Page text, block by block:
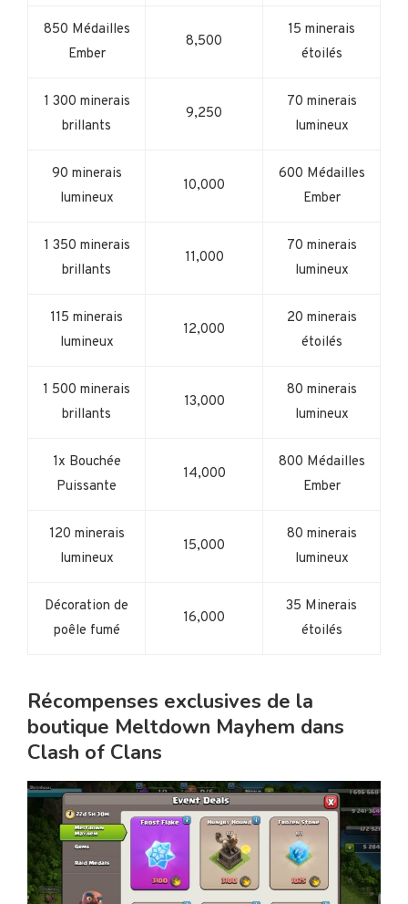
850 Médailles
Ember
8,500
15 minerais
étoilés
1 300 minerais
brillants
9,250
70 minerais
lumineux
90 minerais
lumineux
10,000
600 Médailles
Ember
1 350 minerais
brillants
11,000
70 minerais
lumineux
115 minerais
lumineux
12,000
20 minerais
étoilés
1 500 minerais
brillants
13,000
80 minerais
lumineux
1x Bouchée
Puissante
14,000
800 Médailles
Ember
120 minerais
lumineux
15,000
80 minerais
lumineux
Décoration de
poêle fumé
16,000
35 Minerais
étoilés
Récompenses exclusives de la
boutique Meltdown Mayhem dans
Clash of Clans